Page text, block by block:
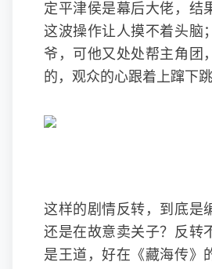
定平津侯是幕后大佬，结
这波操作让人摸不着头脑
爷，可他又处处帮主角团
的，观众的心跟着上蹿下跳
这样的剧情反转，到底是
还是在故意卖关子？反转
是王道，好在《藏海传》